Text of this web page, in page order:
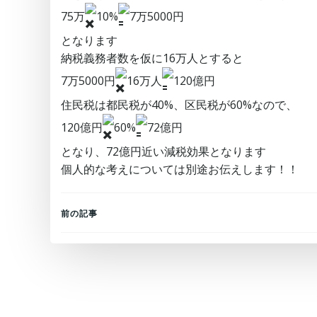
75万
10%
7万5000円
となります
納税義務者数を仮に16万人とすると
7万5000円
16万人
120億円
住民税は都民税が40%、区民税が60%なので、
120億円
60%
72億円
となり、72億円近い減税効果となります
個人的な考えについては別途お伝えします！！
Post
navigation
前の記事